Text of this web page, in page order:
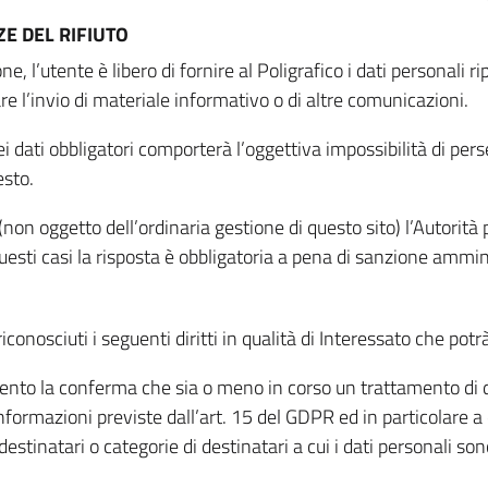
DEL RIFIUTO
l’utente è libero di fornire al Poligrafico i dati personali
l’invio di materiale informativo o di altre comunicazioni.
obbligatori comporterà l’oggettiva impossibilità di
oggetto dell’ordinaria gestione di questo sito)
casi la risposta è obbligatoria a pena di sanzione
i seguenti diritti in qualità di Interessato che
la conferma che sia o meno in corso un trattamento di
previste dall’art. 15 del GDPR ed in
o categorie di destinatari a cui i dati personali